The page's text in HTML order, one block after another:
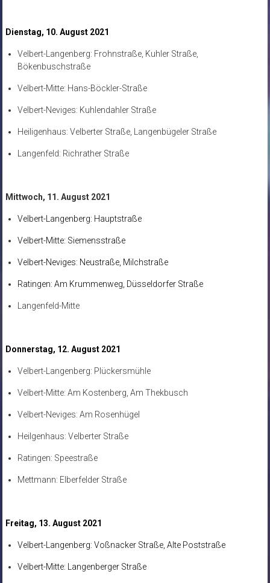
Dienstag, 10. August 2021
Velbert-Langenberg: Frohnstraße, Kuhler Straße,
Bökenbuschstraße
Velbert-Mitte: Hans-Böckler-Straße
Velbert-Neviges: Kuhlendahler Straße
Heiligenhaus: Velberter Straße, Langenbügeler Straße
Langenfeld: Richrather Straße
Mittwoch, 11. August 2021
Velbert-Langenberg: Hauptstraße
Velbert-Mitte: Siemensstraße
Velbert-Neviges: Neustraße, Milchstraße
Ratingen: Am Krummenweg, Düsseldorfer Straße
Langenfeld-Mitte
Donnerstag, 12. August 2021
Velbert-Langenberg: Plückersmühle
Velbert-Mitte: Am Kostenberg, Am Thekbusch
Velbert-Neviges: Am Rosenhügel
Heilgenhaus: Velberter Straße
Ratingen: Speestraße
Mettmann: Elberfelder Straße
Freitag, 13. August 2021
Velbert-Langenberg: Voßnacker Straße, Alte Poststraße
Velbert-Mitte: Langenberger Straße